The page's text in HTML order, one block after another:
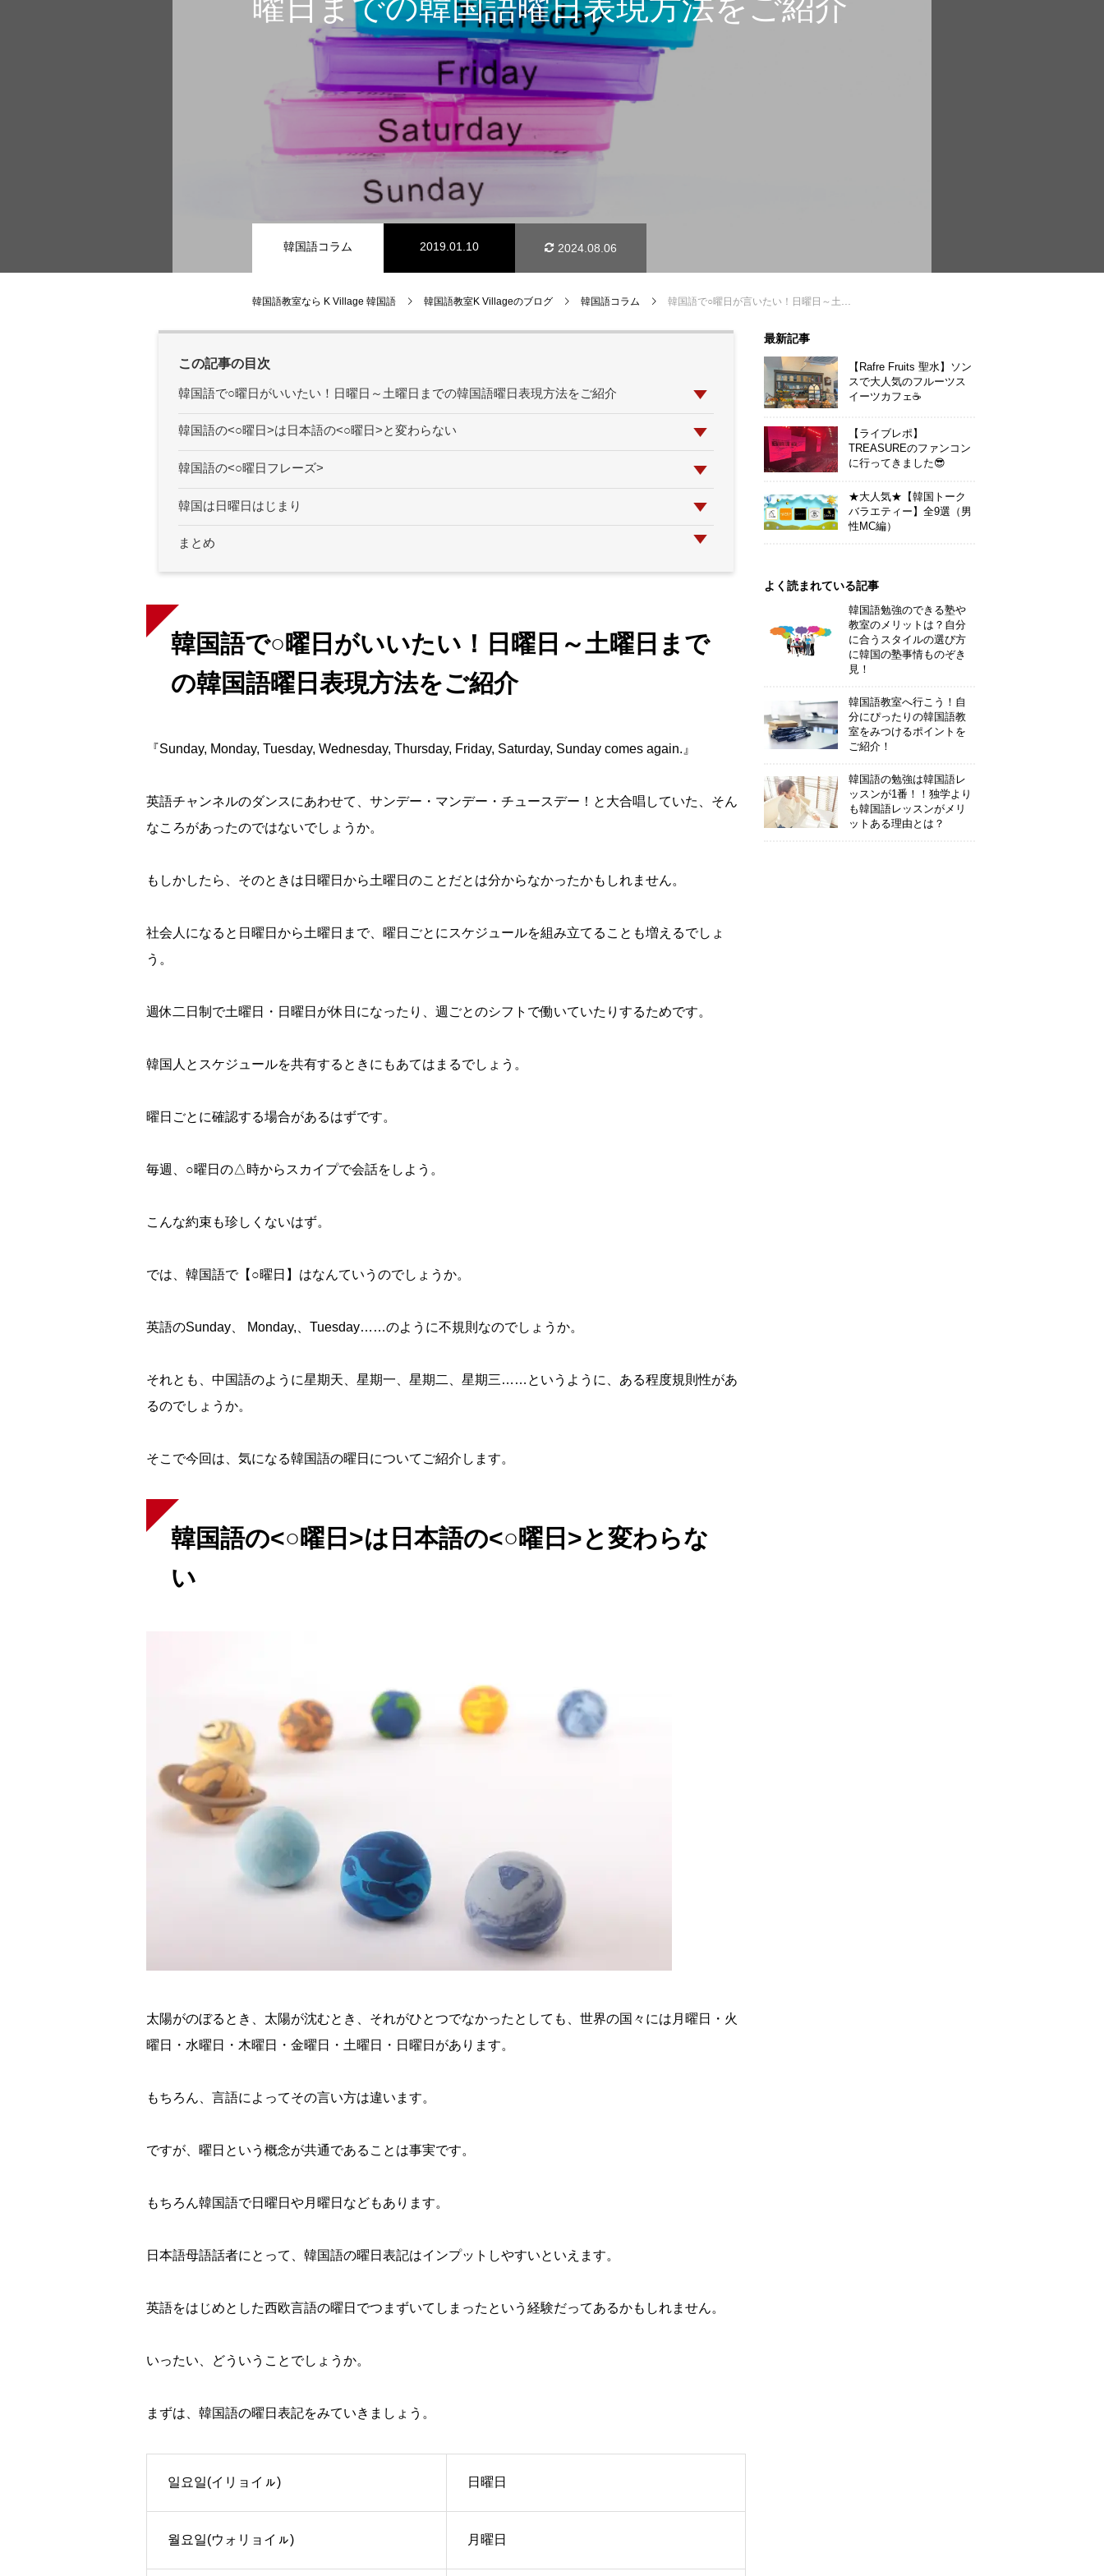
校舎案内
スケジュール
韓国語お役立ちコラム
曜日までの韓国語曜日表現方法をご紹介
韓国語コラム 2019.01.10 2024.08.06
韓国語教室なら K Village 韓国語 韓国語教室K Villageのブログ 韓国語コラム 韓国語で○曜日が言いたい！日曜日～土曜日までの韓国語曜日表現方法をご紹介
この記事の目次
韓国語で○曜日がいいたい！日曜日～土曜日までの韓国語曜日表現方法をご紹介
韓国語の<○曜日>は日本語の<○曜日>と変わらない
韓国語の<○曜日フレーズ>
韓国は日曜日はじまり
まとめ
韓国語で○曜日がいいたい！日曜日～土曜日まで
の韓国語曜日表現方法をご紹介
『Sunday, Monday, Tuesday, Wednesday, Thursday, Friday, Saturday, Sunday comes again.』
英語チャンネルのダンスにあわせて、サンデー・マンデー・チュースデー！と大合唱していた、そん
なころがあったのではないでしょうか。
もしかしたら、そのときは日曜日から土曜日のことだとは分からなかったかもしれません。
社会人になると日曜日から土曜日まで、曜日ごとにスケジュールを組み立てることも増えるでしょ
う。
週休二日制で土曜日・日曜日が休日になったり、週ごとのシフトで働いていたりするためです。
韓国人とスケジュールを共有するときにもあてはまるでしょう。
曜日ごとに確認する場合があるはずです。
毎週、○曜日の△時からスカイプで会話をしよう。
こんな約束も珍しくないはず。
では、韓国語で【○曜日】はなんていうのでしょうか。
英語のSunday、 Monday,、Tuesday……のように不規則なのでしょうか。
それとも、中国語のように星期天、星期一、星期二、星期三……というように、ある程度規則性があ
るのでしょうか。
そこで今回は、気になる韓国語の曜日についてご紹介します。
韓国語の<○曜日>は日本語の<○曜日>と変わらな
い
太陽がのぼるとき、太陽が沈むとき、それがひとつでなかったとしても、世界の国々には月曜日・火
曜日・水曜日・木曜日・金曜日・土曜日・日曜日があります。
もちろん、言語によってその言い方は違います。
ですが、曜日という概念が共通であることは事実です。
もちろん韓国語で日曜日や月曜日などもあります。
日本語母語話者にとって、韓国語の曜日表記はインプットしやすいといえます。
英語をはじめとした西欧言語の曜日でつまずいてしまったという経験だってあるかもしれません。
いったい、どういうことでしょうか。
まずは、韓国語の曜日表記をみていきましょう。
일요일(イリョイㇽ) 日曜日
월요일(ウォリョイㇽ) 月曜日
最新記事
【Rafre Fruits 聖水】ソン
スで大人気のフルーツス
イーツカフェ☕
【ライブレポ】
TREASUREのファンコン
に行ってきました😎
★大人気★【韓国トーク
バラエティー】全9選（男
性MC編）
よく読まれている記事
韓国語勉強のできる塾や
教室のメリットは？自分
に合うスタイルの選び方
に韓国の塾事情ものぞき
見！
韓国語教室へ行こう！自
分にぴったりの韓国語教
室をみつけるポイントを
ご紹介！
韓国語の勉強は韓国語レ
ッスンが1番！！独学より
も韓国語レッスンがメリ
ットある理由とは？